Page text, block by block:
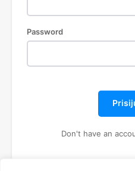
Password
Don't have an